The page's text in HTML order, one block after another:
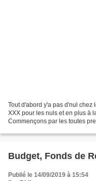
Tout d'abord y'a pas d'nul chez
XXX pour les nuls et en plus à
Commençons par les toutes
Budget, Fonds de
Publié le 14/09/2019 à 15:54